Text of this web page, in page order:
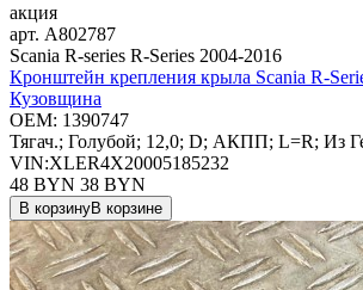
акция
арт. A802787
Scania R-series R-Series 2004-2016
Кронштейн крепления крыла Scania R-
Кузовщина
OEM: 1390747
Тягач.; Голубой; 12,0; D; АКПП; L=R; Из
VIN:XLER4X20005185232
48 BYN 38 BYN
В корзинуВ корзине